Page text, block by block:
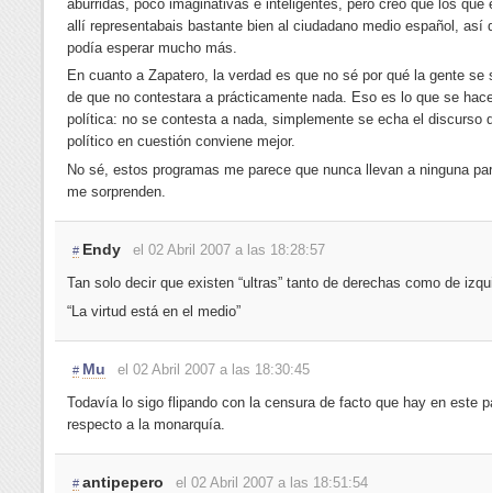
aburridas, poco imaginativas e inteligentes, pero creo que los que
allí representabais bastante bien al ciudadano medio español, así
podía esperar mucho más.
En cuanto a Zapatero, la verdad es que no sé por qué la gente se
de que no contestara a prácticamente nada. Eso es lo que se
política: no se contesta a nada, simplemente se echa el discurso
político en cuestión conviene mejor.
No sé, estos programas me parece que nunca llevan a ninguna
me sorprenden.
# Endy
el 02 Abril 2007 a las 18:28:57
Tan solo decir que existen “ultras” tanto de derechas como de
“La virtud está en el medio”
# Mu
el 02 Abril 2007 a las 18:30:45
Todavía lo sigo flipando con la censura de facto que hay en este
respecto a la monarquía.
# antipepero
el 02 Abril 2007 a las 18:51:54